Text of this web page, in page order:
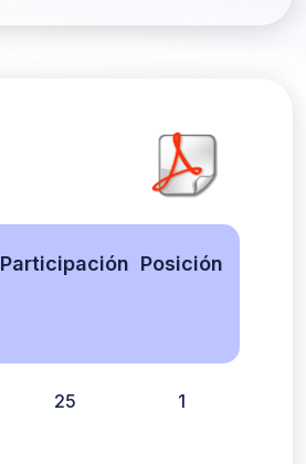
Participación Posición
25 1